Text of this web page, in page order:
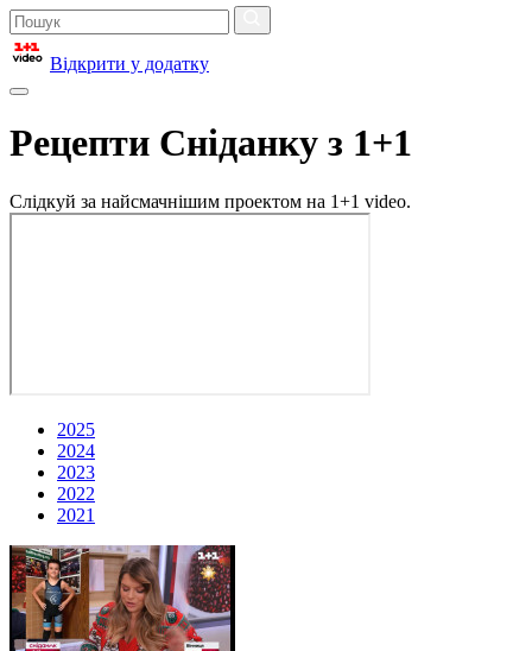
Відкрити у додатку
Рецепти Сніданку з 1+1
Слідкуй за найсмачнішим проектом на 1+1 video.
2025
2024
2023
2022
2021